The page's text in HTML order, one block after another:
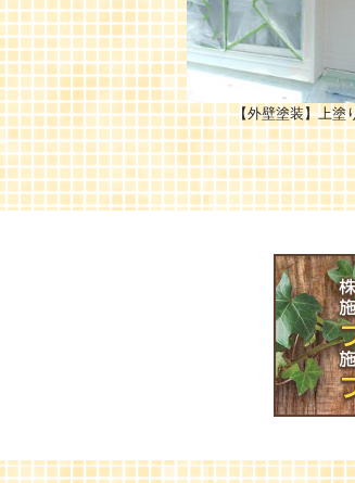
【外壁塗装】上塗